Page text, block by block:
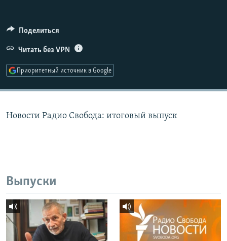
ПОДПИШИТЕСЬ НА РАССЫЛКУ
СОЦИАЛЬНЫЕ СЕТИ
Поделиться
Читать без VPN
Приоритетный источник в Google
Новости Радио Свобода: итоговый выпуск
Выпуски